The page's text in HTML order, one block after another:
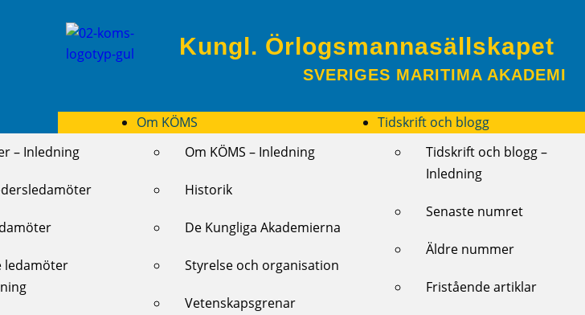
Kungl. Örlogsmannasällskapet
SVERIGES MARITIMA AKADEMI
– Inledning
ledamöter
Om KÖMS
Om KÖMS – Inledning
Historik
De Kungliga Akademierna
Styrelse och organisation
Vetenskapsgrenar
Tidskrift och blogg
Tidskrift och blogg –
Inledning
Senaste numret
Äldre nummer
Fristående artiklar